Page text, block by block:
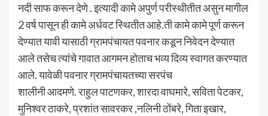
नदी साफ करून देणे . इत्यादी कामे अपुर्ण परीस्थीतीत असुन मागील
2 वर्ष पासून ही कामे अर्धवट स्थितीत आहे.ती कामे कामे पूर्ण करून
देण्यात यावी यासाठी ग्रामपंचायत पवनार कडून निवेदन देण्यात
आले तसेच त्यांचे गावात आगमन होताच भव्य दिव्य स्वागत करण्यात
आले. यावेळी पवनार ग्रामपंचायतच्या सरपंच
शालीनी आदमणे. राहुल पाटणकर, शारदा वाघमारे, सविता पेटकर,
मुनिश्वर ठाकरे, प्रशांत सावरकर ,नलिनी ठोंबरे, गिता इखार,